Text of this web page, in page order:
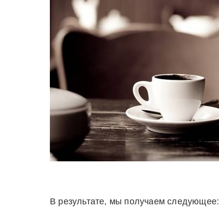
В результате, мы получаем следующее: